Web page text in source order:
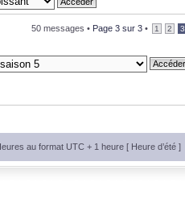
50 messages • Page 3 sur 3 • 1 2 3
au format UTC + 1 heure [ Heure d’été ]